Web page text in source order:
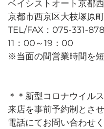
ベイシストオート京都
京都市西京区大枝塚原
TEL/FAX：075-331-
11：00～19：00
※当面の間営業時間を
＊＊新型コロナウイル
来店を事前予約制とさ
電話にてお問い合わせ